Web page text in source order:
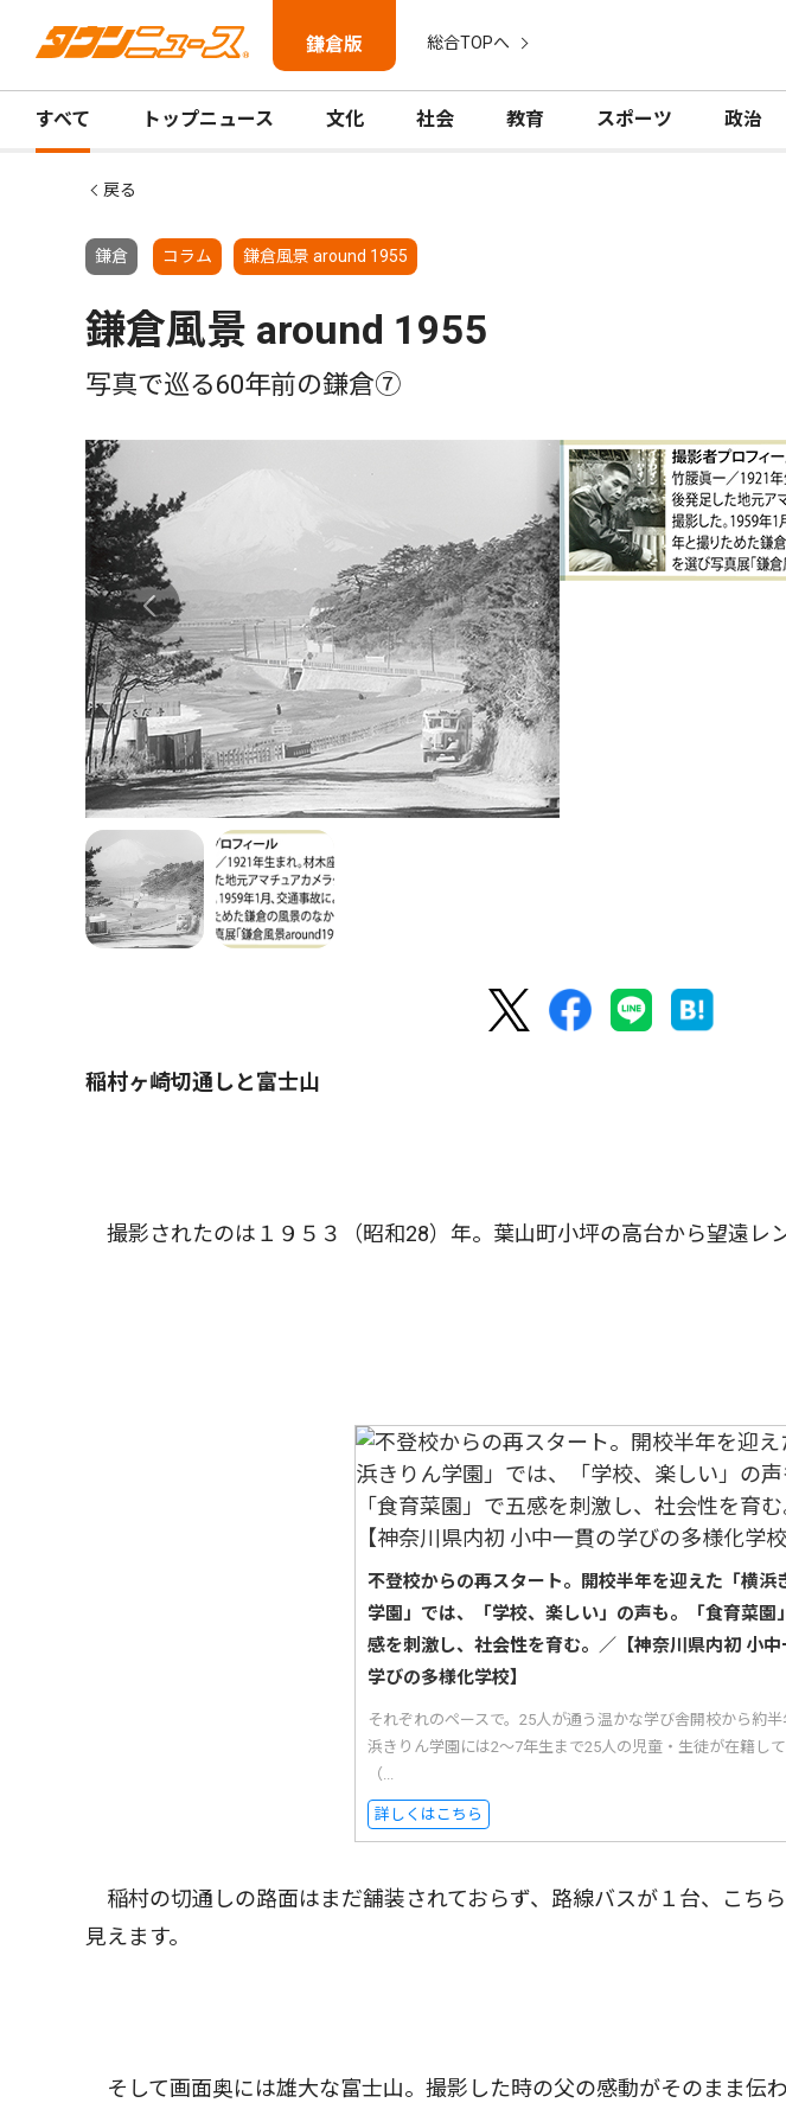
鎌倉版 総合TOPへ
すべて トップニュース 文化 社会 教育 スポーツ 政治
戻る
鎌倉 コラム 鎌倉風景 around 1955
鎌倉風景 around 1955
写真で巡る60年前の鎌倉⑦
稲村ヶ崎切通しと富士山
撮影されたのは１９５３（昭和28）年。葉山町小坪の高台から望遠レ
不登校からの再スタート。開校半年を迎えた「横浜
学園」では、「学校、楽しい」の声も。「食育菜園
感を刺激し、社会性を育む。／【神奈川県内初 小中
学びの多様化学校】
それぞれのペースで。25人が通う温かな学び舎開校から約
浜きりん学園には2〜7年生まで25人の児童・生徒が在籍し
（...
詳しくはこちら
稲村の切通しの路面はまだ舗装されておらず、路線バスが１台、こち
見えます。
そして画面奥には雄大な富士山。撮影した時の父の感動がそのまま伝わ